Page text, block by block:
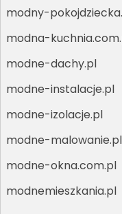
modny-
modna-
modne-dachy.pl
modne-instalacje.pl
modne-izolacje.pl
modne-malowanie.pl
modne-okna.com.pl
modnemieszkania.pl